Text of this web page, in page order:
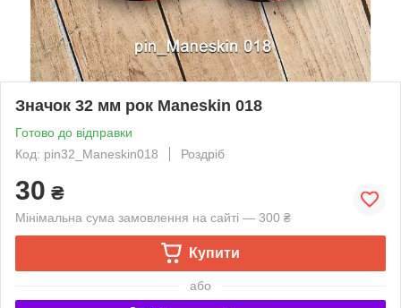
Значок 32 мм рок Maneskin 018
Готово до відправки
Код: pin32_Maneskin018
Роздріб
30 ₴
Мінімальна сума замовлення на сайті — 300 ₴
Купити
або